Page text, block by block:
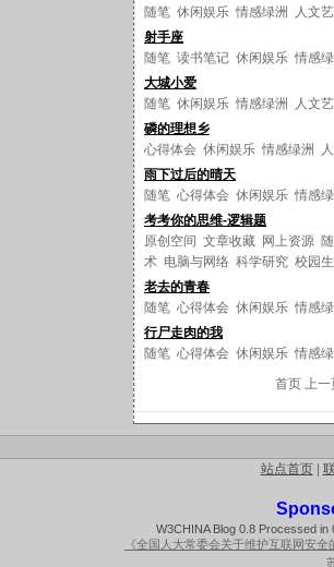
随笔 休闲娱乐 情感绿洲
人文
射手座
随笔 读书笔记 休闲娱乐 情感
大城小爱
随笔 休闲娱乐 情感绿洲
人文
磷的理想乡
心得体会 休闲娱乐 情感绿洲
雨下过后的晴天
随笔 心得体会 休闲娱乐 情感
考考你的思维-逻辑题
原创空间 文章收藏 网上资源
术 电脑与网络 科学研究 校园
老去的青春
随笔 心得体会 休闲娱乐 情感
行尸走肉的我
随笔 心得体会 休闲娱乐 情感
首页 上
站点首页|
W3CHINA Blog 0.8 Processed
《全国人大常委会关于维护互联网安全